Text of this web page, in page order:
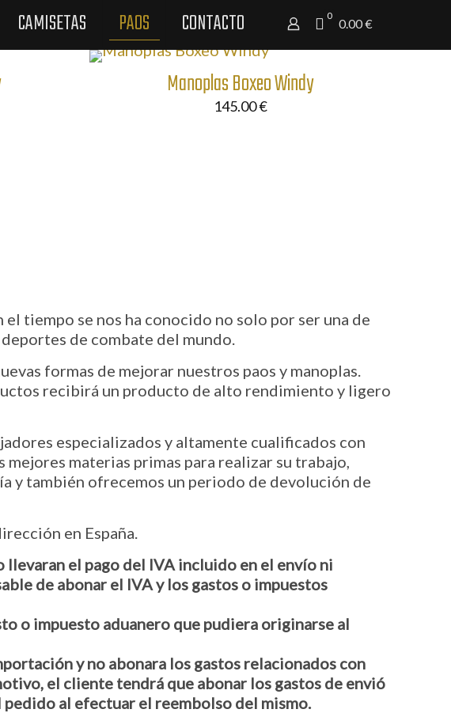
CAMISETAS PAOS CONTACTO 0
0.00 €
Manoplas Boxeo Windy
145.00€
tiempo se nos ha conocido no solo por ser una de
de combate del mundo.
formas de mejorar nuestros paos y manoplas.
recibirá un producto de alto rendimiento y ligero
especializados y altamente cualificados con
materias primas para realizar su trabajo,
y también ofrecemos un periodo de devolución de
en España.
el pago del IVA incluido en el envío ni
de abonar el IVA y los gastos o impuestos
o impuesto aduanero que pudiera originarse al
y no abonara los gastos relacionados con
el cliente tendrá que abonar los gastos de envió
al efectuar el reembolso del mismo.